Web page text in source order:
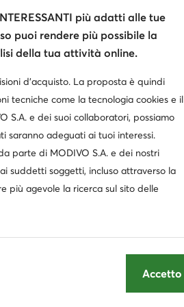
Scarpe running donna Asics
più adatti alle tue
puoi rendere più possibile la
della tua attività online.
d’acquisto. La proposta è quindi
tecniche come la tecnologia cookies e il
e dei suoi collaboratori, possiamo
saranno adeguati ai tuoi interessi.
parte di MODIVO S.A. e dei nostri
suddetti soggetti, incluso attraverso la
più agevole la ricerca sul sito delle
Accetto